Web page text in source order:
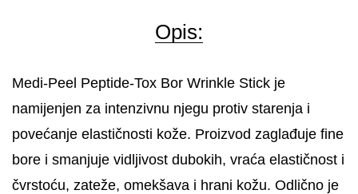
Opis:
Medi-Peel Peptide-Tox Bor Wrinkle Stick je
namijenjen za intenzivnu njegu protiv starenja i
povećanje elastičnosti kože. Proizvod zaglađuje fine
bore i smanjuje vidljivost dubokih, vraća elastičnost i
čvrstoću, zateže, omekšava i hrani kožu. Odlično je